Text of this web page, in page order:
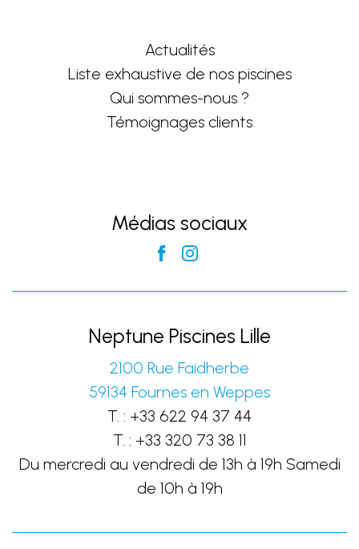
Actualités
Liste exhaustive de nos piscines
Qui sommes-nous ?
Témoignages clients
Médias sociaux
Neptune Piscines Lille
2100 Rue Faidherbe
59134 Fournes en Weppes
T. : +33 622 94 37 44
T. : +33 320 73 38 11
Du mercredi au vendredi de 13h à 19h Samedi
de 10h à 19h